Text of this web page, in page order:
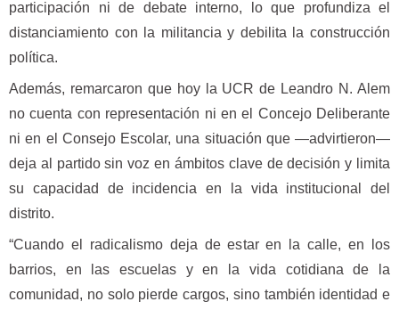
participación ni de debate interno, lo que profundiza el
distanciamiento con la militancia y debilita la construcción
política.
Además, remarcaron que hoy la UCR de Leandro N. Alem
no cuenta con representación ni en el Concejo Deliberante
ni en el Consejo Escolar, una situación que —advirtieron—
deja al partido sin voz en ámbitos clave de decisión y limita
su capacidad de incidencia en la vida institucional del
distrito.
“Cuando el radicalismo deja de estar en la calle, en los
barrios, en las escuelas y en la vida cotidiana de la
comunidad, no solo pierde cargos, sino también identidad e